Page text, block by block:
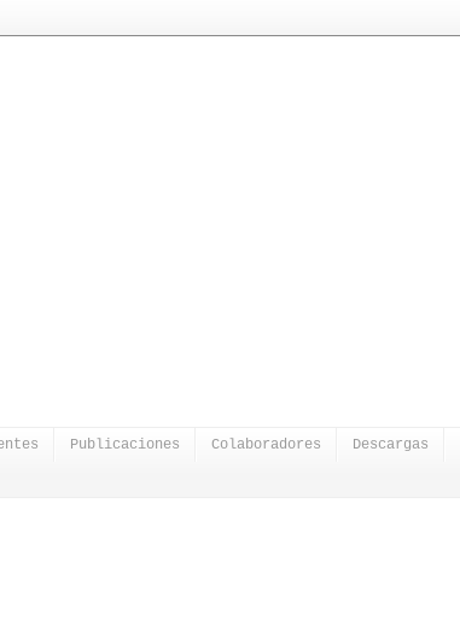
Publicaciones Colaboradores Descargas